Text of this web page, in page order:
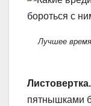
Лучшее
Листовертка.
пятнышками